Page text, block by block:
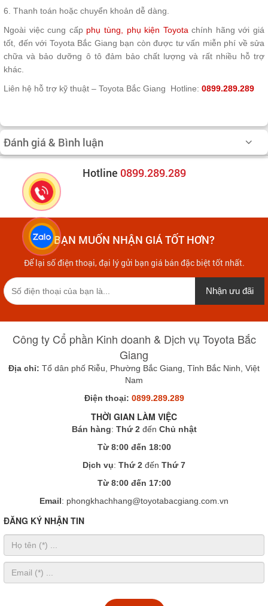
6. Thanh toán hoặc chuyển khoản dễ dàng.
Ngoài việc cung cấp phụ tùng, phụ kiện Toyota chính hãng với giá
tốt, đến với Toyota Bắc Giang bạn còn được tư vấn miễn phí về sửa
chữa và bảo dưỡng ô tô đảm bảo chất lượng và rất nhiều hỗ trợ
khác.
Liên hệ hỗ trợ kỹ thuật – Toyota Bắc Giang
Hotline: 0899.289.289
Đánh giá & Bình luận
Hotline 0899.289.289
BẠN MUỐN NHẬN GIÁ TỐT HƠN?
Để lại số điện thoại, đại lý gửi bạn giá bán đặc biệt tốt nhất.
Nhận ưu đãi
Công ty Cổ phần Kinh doanh & Dịch vụ Toyota Bắc
Giang
Địa chỉ: Tổ dân phố Riễu, Phường Bắc Giang, Tỉnh Bắc Ninh, Việt
Nam
Điện thoại: 0899.289.289
THỜI GIAN LÀM VIỆC
Bán hàng: Thứ 2đến Chủ nhật
Từ 8:00 đến 18:00
Dịch vụ: Thứ 2 đến Thứ 7
Từ 8:00 đến 17:00
Email: phongkhachhang@toyotabacgiang.com.vn
ĐĂNG KÝ NHẬN TIN